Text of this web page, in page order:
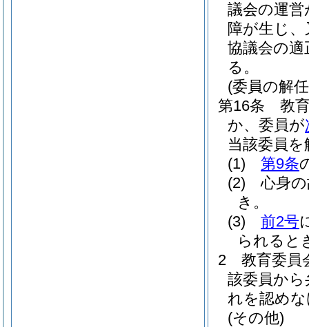
議会の運
障が生じ
協議会の
る。
(委員の解
第16条
教
か、委員が
当該委員
(1)
第9条
(2)
心身
き。
(3)
前2号
られると
2
教育委員
該委員か
れを認め
(その他)